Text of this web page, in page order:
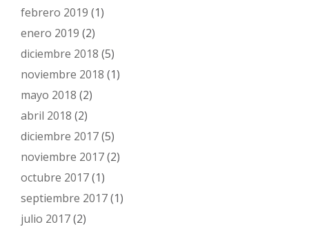
febrero 2019 (1)
enero 2019 (2)
diciembre 2018 (5)
noviembre 2018 (1)
mayo 2018 (2)
abril 2018 (2)
diciembre 2017(5)
noviembre 2017(2)
octubre 2017(1)
septiembre 2017(1)
julio 2017(2)